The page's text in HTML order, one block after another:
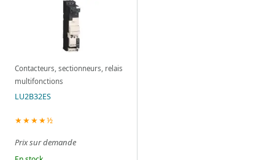
Contacteurs, sectionneurs, relais
multifonctions
LU2B32ES
★★★★½
Prix sur demande